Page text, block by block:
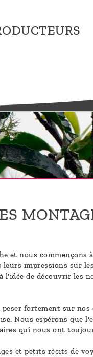
et nous commençons
impressions sur
de découvrir les
fortement sur
Nous espérons que
qui nous ont
et petits récits de